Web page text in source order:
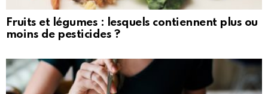
Fruits et légumes : lesquels contiennent plus ou
moins de pesticides ?